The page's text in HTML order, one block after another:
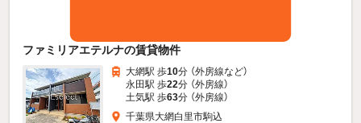
ファミリアエテルナの賃貸物件
大網駅 歩10分 （外房線など）
永田駅 歩22分 （外房線）
土気駅 歩63分 （外房線）
千葉県大網白里市駒込